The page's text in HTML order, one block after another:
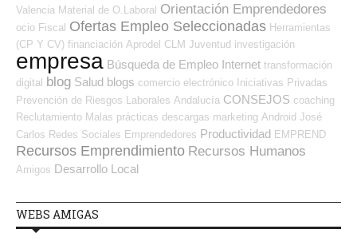
Valencia Material de O.Laboral Orientación Emprendedores
ocio Fiscal Ofertas Empleo Seleccionadas Herramientas
(CP Y CV) financiación Aprodel CLM Juventud investigación
empresa Búsqueda de Empleo Internet transformación
digital blog Salud blogs comercio electrónico Iniciativas Privadas
Prevención de Riesgos Laborales Andalucía CONSEJOS coaching
Reclutamiento Malas prácticas descargas marketing Android José
Carlos Redes Sociales Emprendedores Productividad EMPREND
Recursos Emprendimiento Recursos Humanos
Amigos Desarrollo Local
WEBS AMIGAS